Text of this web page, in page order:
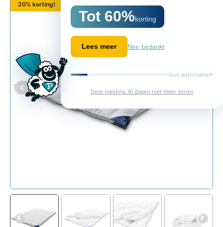
Tot 60%korting
Lees meer Nee, bedankt
Sluit automatisch
Deze melding 30 dagen niet meer tonen
20% korting!